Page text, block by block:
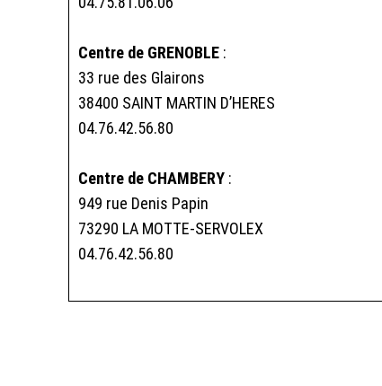
Centre de GRENOBLE :
33 rue des Glairons
38400 SAINT MARTIN D’HERES
04.76.42.56.80
Centre de CHAMBERY :
949 rue Denis Papin
73290 LA MOTTE-SERVOLEX
04.76.42.56.80